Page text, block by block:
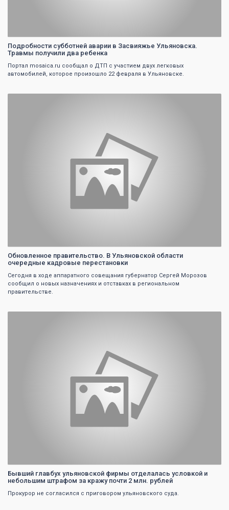
Подробности субботней аварии в Засвияжье Ульяновска.
Травмы получили два ребенка
Портал mosaicа.ru сообщал о ДТП с участием двух легковых
автомобилей, которое произошло 22 февраля в Ульяновске.
Обновленное правительство. В Ульяновской области
очередные кадровые перестановки
Сегодня в ходе аппаратного совещания губернатор Сергей Морозов
сообщил о новых назначениях и отставках в региональном
правительстве.
Бывший главбух ульяновской фирмы отделалась условкой и
небольшим штрафом за кражу почти 2 млн. рублей
Прокурор не согласился с приговором ульяновского суда.